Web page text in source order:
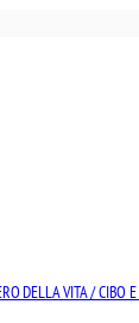
DELLA VITA / CIBO